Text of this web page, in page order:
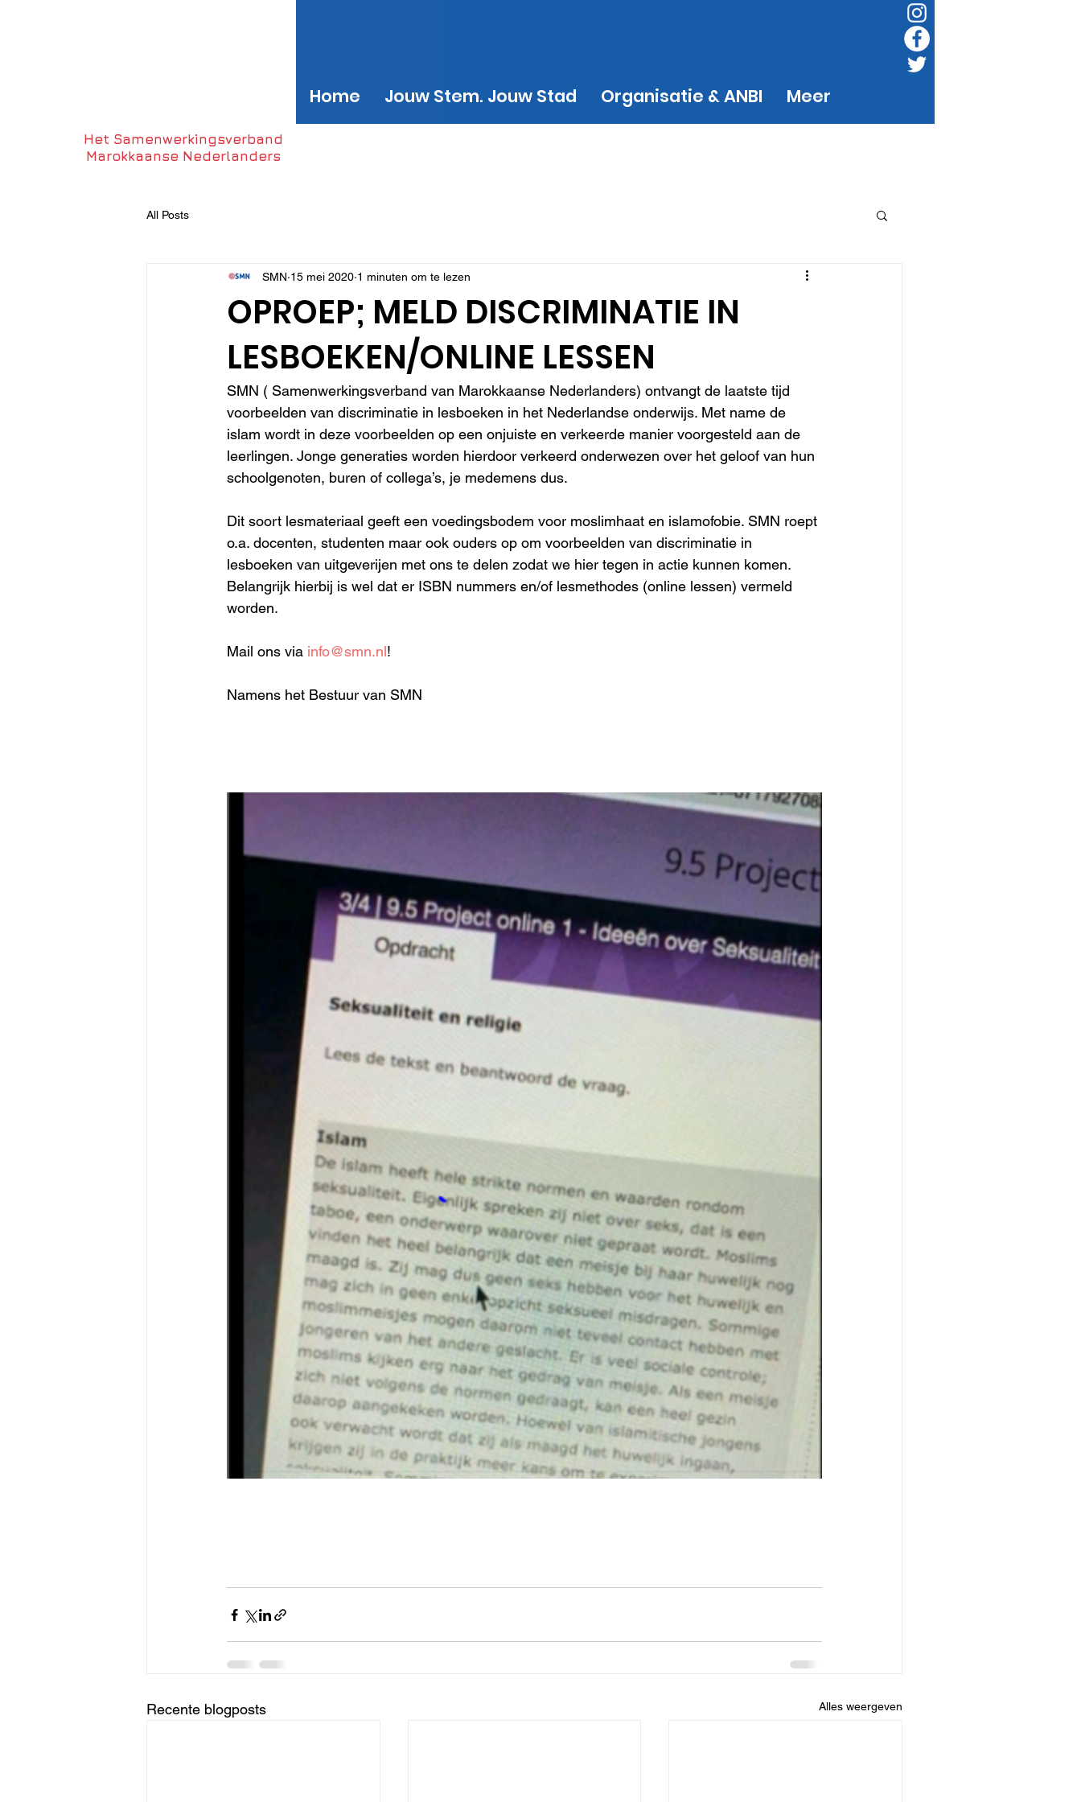
Home Jouw Stem. Jouw Stad Organisatie & ANBI Meer
Het Samenwerkingsverband
Marokkaanse Nederlanders
All Posts
OPROEP; MELD DISCRIMINATIE IN
LESBOEKEN/ONLINE LESSEN
SMN 15 mei 2020 1 minuten om te lezen
SMN ( Samenwerkingsverband van Marokkaanse Nederlanders) ontvangt de laatste tijd
voorbeelden van discriminatie in lesboeken in het Nederlandse onderwijs. Met name de
islam wordt in deze voorbeelden op een onjuiste en verkeerde manier voorgesteld aan de
leerlingen. Jonge generaties worden hierdoor verkeerd onderwezen over het geloof van hun
schoolgenoten, buren of collega’s, je medemens dus.
Dit soort lesmateriaal geeft een voedingsbodem voor moslimhaat en islamofobie. SMN roept
o.a. docenten, studenten maar ook ouders op om voorbeelden van discriminatie in
lesboeken van uitgeverijen met ons te delen zodat we hier tegen in actie kunnen komen.
Belangrijk hierbij is wel dat er ISBN nummers en/of lesmethodes (online lessen) vermeld
worden.
Mail ons via info@smn.nl!
Namens het Bestuur van SMN
Recente blogposts Alles weergeven